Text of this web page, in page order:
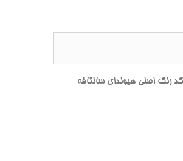
اصلي هيونداي سانتافه